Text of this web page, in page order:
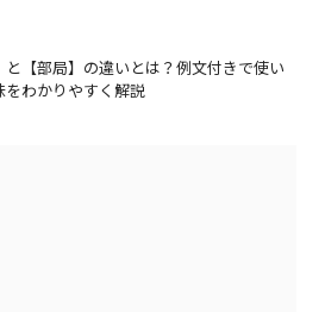
と【部局】の違いとは？例文付きで使い
をわかりやすく解説